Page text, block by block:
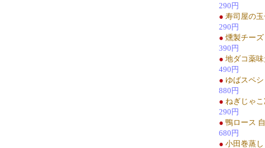
290円
● 寿司屋の
290円
● 燻製チー
390円
● 地ダコ薬
490円
● ゆばスペ
880円
● ねぎじゃ
290円
● 鴨ロース
680円
● 小田巻蒸し